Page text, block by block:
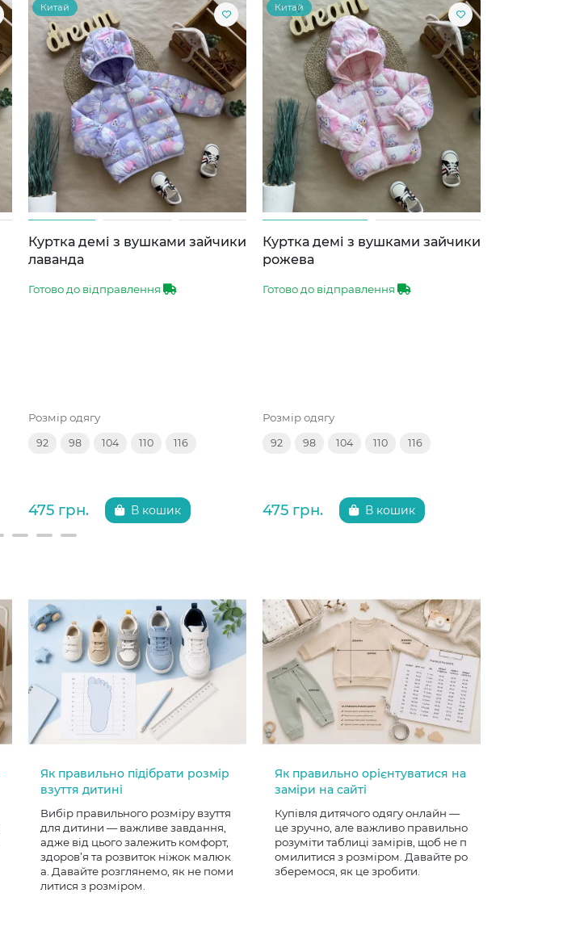
Китай
Куртка демі з вушками зайчики
лаванда
Готово до відправлення
Розмір одягу
92 98 104 110 116
475 грн. В кошик
Китай
Куртка демі з вушками зайчики
рожева
Готово до відправлення
Розмір одягу
92 98 104 110 116
475 грн. В кошик
Як правильно підібрати розмір
взуття дитині
Вибір правильного розміру взуття
для дитини — важливе завдання,
адже від цього залежить комфорт,
здоров’я та розвиток ніжок малюк
а. Давайте розглянемо, як не поми
литися з розміром.
Як правильно орієнтуватися на
заміри на сайті
Купівля дитячого одягу онлайн —
це зручно, але важливо правильно
розуміти таблиці замірів, щоб не п
омилитися з розміром. Давайте ро
зберемося, як це зробити.